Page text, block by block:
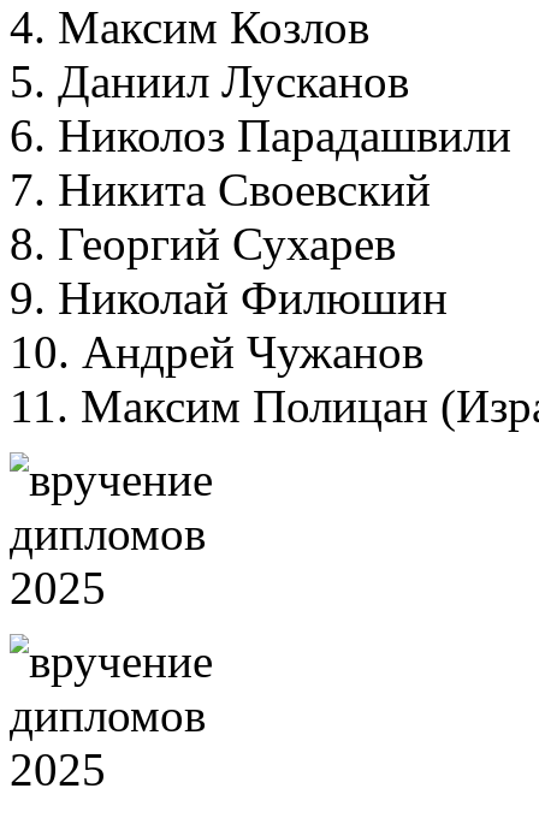
4. Максим Козлов
5. Даниил Лусканов
6. Николоз Парадашвили
7. Никита Своевский
8. Георгий Сухарев
9. Николай Филюшин
10. Андрей Чужанов
11. Максим Полицан